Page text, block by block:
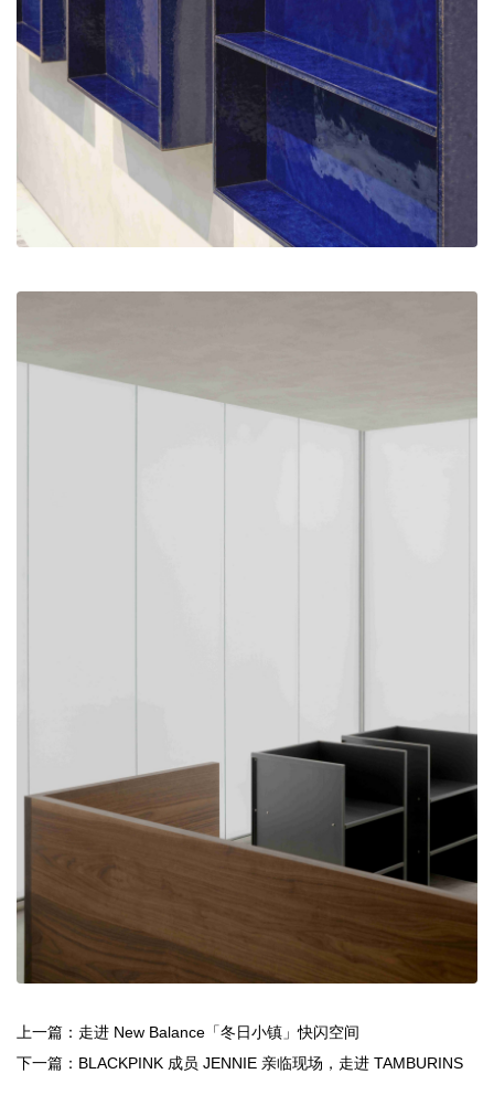
上一篇：走进 New Balance「冬日小镇」快闪空间
下一篇：BLACKPINK 成员 JENNIE 亲临现场，走进 TAMBURINS